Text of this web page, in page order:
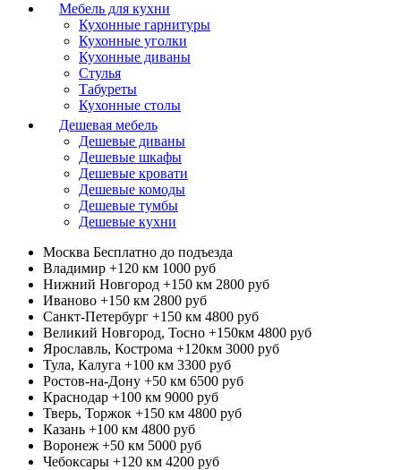
Мебель для кухни
Кухонные гарнитуры
Кухонные уголки
Кухонные диваны
Стулья
Табуреты
Кухонные столы
Дешевая мебель
Дешевые диваны
Дешевые шкафы
Дешевые кровати
Дешевые комоды
Дешевые тумбы
Дешевые кухни
Москва Бесплатно до подъезда
Владимир +120 км 1000 руб
Нижний Новгород +150 км 2800 руб
Иваново +150 км 2800 руб
Санкт-Петербург +150 км 4800 руб
Великий Новгород, Тосно +150км 4800 руб
Ярославль, Кострома +120км 3000 руб
Тула, Калуга +100 км 3300 руб
Ростов-на-Дону +50 км 6500 руб
Краснодар +100 км 9000 руб
Тверь, Торжок +150 км 4800 руб
Казань +100 км 4800 руб
Воронеж +50 км 5000 руб
Чебоксары +120 км 4200 руб